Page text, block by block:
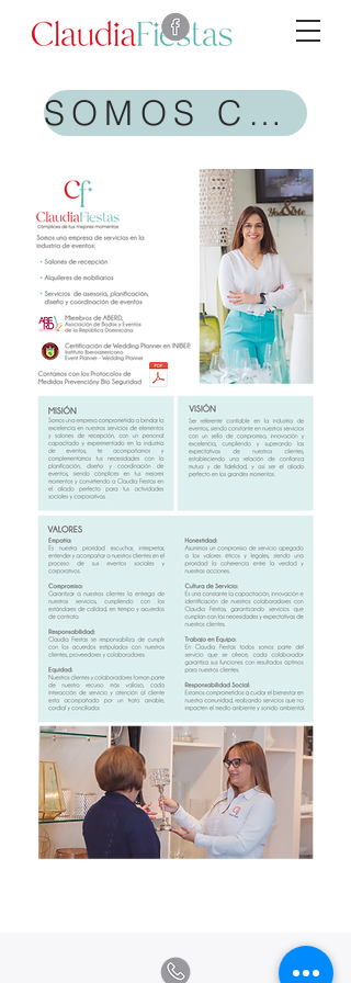
SOMOS CLAUDIA FIESTAS